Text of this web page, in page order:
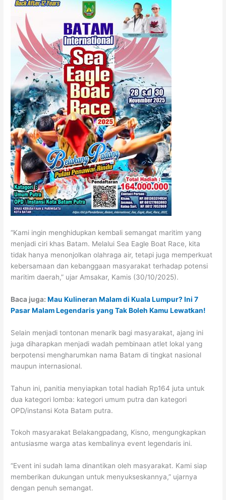
“Kami ingin menghidupkan kembali semangat maritim yang
menjadi ciri khas Batam. Melalui Sea Eagle Boat Race, kita
tidak hanya menonjolkan olahraga air, tetapi juga memperkuat
kebersamaan dan kebanggaan masyarakat terhadap potensi
maritim daerah,” ujar Amsakar, Kamis (30/10/2025).
Baca juga:Mau Kulineran Malam di Kuala Lumpur? Ini 7
Pasar Malam Legendaris yang Tak Boleh Kamu Lewatkan!
Selain menjadi tontonan menarik bagi masyarakat, ajang ini
juga diharapkan menjadi wadah pembinaan atlet lokal yang
berpotensi mengharumkan nama Batam di tingkat nasional
maupun internasional.
Tahun ini, panitia menyiapkan total hadiah Rp164 juta untuk
dua kategori lomba: kategori umum putra dan kategori
OPD/instansi Kota Batam putra.
Tokoh masyarakat Belakangpadang, Kisno, mengungkapkan
antusiasme warga atas kembalinya event legendaris ini.
“Event ini sudah lama dinantikan oleh masyarakat. Kami siap
memberikan dukungan untuk menyukseskannya,” ujarnya
dengan penuh semangat.